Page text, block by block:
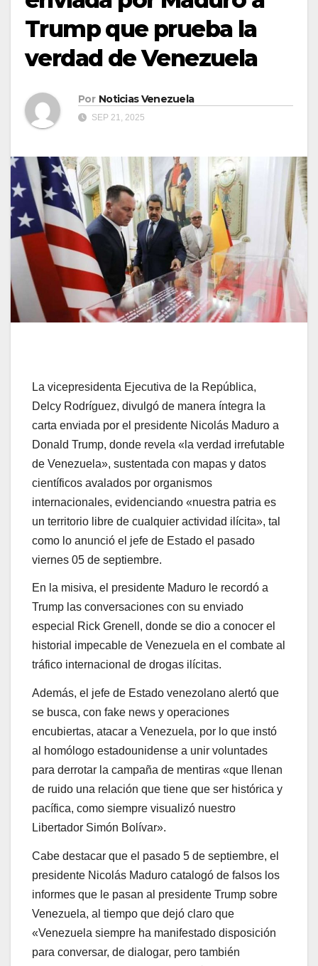
Trump que prueba la
verdad de Venezuela
Por Noticias Venezuela
SEP 21, 2025
La vicepresidenta Ejecutiva de la República,
Delcy Rodríguez, divulgó de manera íntegra la
carta enviada por el presidente Nicolás Maduro a
Donald Trump, donde revela «la verdad irrefutable
de Venezuela», sustentada con mapas y datos
científicos avalados por organismos
internacionales, evidenciando «nuestra patria es
un territorio libre de cualquier actividad ilícita», tal
como lo anunció el jefe de Estado el pasado
viernes 05 de septiembre.
En la misiva, el presidente Maduro le recordó a
Trump las conversaciones con su enviado
especial Rick Grenell, donde se dio a conocer el
historial impecable de Venezuela en el combate al
tráfico internacional de drogas ilícitas.
Además, el jefe de Estado venezolano alertó que
se busca, con fake news y operaciones
encubiertas, atacar a Venezuela, por lo que instó
al homólogo estadounidense a unir voluntades
para derrotar la campaña de mentiras «que llenan
de ruido una relación que tiene que ser histórica y
pacífica, como siempre visualizó nuestro
Libertador Simón Bolívar».
Cabe destacar que el pasado 5 de septiembre, el
presidente Nicolás Maduro catalogó de falsos los
informes que le pasan al presidente Trump sobre
Venezuela, al tiempo que dejó claro que
«Venezuela siempre ha manifestado disposición
para conversar, de dialogar, pero también